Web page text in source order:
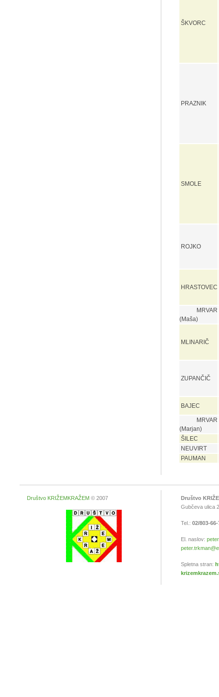
ŠKVORC
PRAZNIK
SMOLE
ROJKO
HRASTOVEC
MRVAR
(Maša)
MLINARIČ
ZUPANČIČ
BAJEC
MRVAR
(Marjan)
ŠILEC
NEUVIRT
PAUMAN
Društvo KRIŽEMKRAŽEM © 2007
Društvo
Gubčeva ulica
Tel.: 02/803-
El. naslov:
Spletna stran: